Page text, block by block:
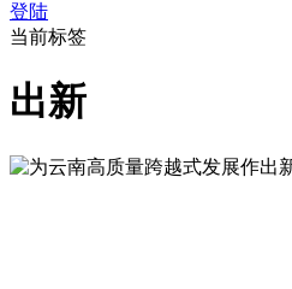
登陆
当前标签
出新